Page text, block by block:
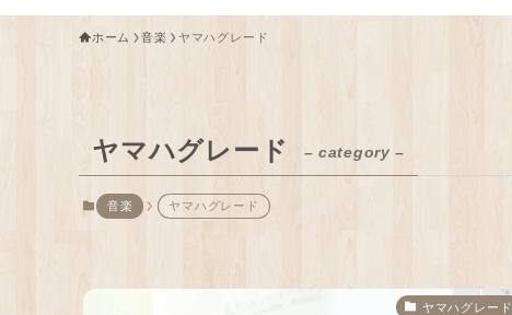
ホーム 音楽 ヤマハグレード
ヤマハグレード – category –
音楽 ヤマハグレード
ヤマハグレード